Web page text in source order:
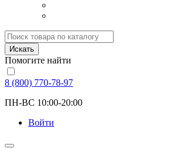
Искать
Помогите найти
8 (800) 770-78-97
ПН-ВС 10:00-20:00
Войти